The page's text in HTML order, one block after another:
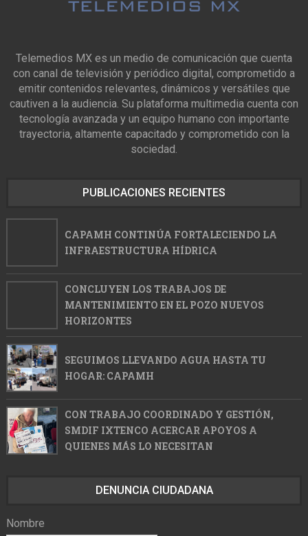
Telemedios MX es un medio de comunicación que cuenta
con canal de televisión y periódico digital, comprometido a
emitir contenidos relevantes, dinámicos y versátiles que
cautiven a la audiencia. Su plataforma multimedia cuenta con
tecnología avanzada y un equipo humano con importante
trayectoria, altamente capacitado y comprometido con la
sociedad.
PUBLICACIONES RECIENTES
CAPAMH CONTINÚA FORTALECIENDO LA
INFRAESTRUCTURA HÍDRICA
CONCLUYEN LOS TRABAJOS DE
MANTENIMIENTO EN EL POZO NUEVOS
HORIZONTES
SEGUIMOS LLEVANDO AGUA HASTA TU
HOGAR: CAPAMH
CON TRABAJO COORDINADO Y GESTIÓN,
SMDIF IXTENCO ACERCAR APOYOS A
QUIENES MÁS LO NECESITAN
DENUNCIA CIUDADANA
Nombre